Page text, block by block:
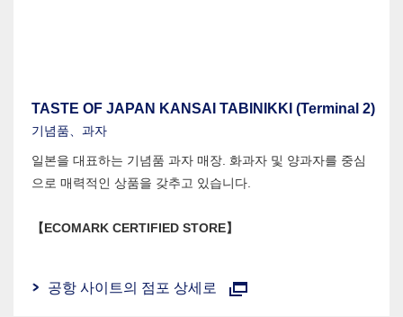
TASTE OF JAPAN KANSAI TABINIKKI (Terminal 2)
기념품、과자
일본을 대표하는 기념품 과자 매장. 화과자 및 양과자를 중심
으로 매력적인 상품을 갖추고 있습니다.
【ECOMARK CERTIFIED STORE】
공항 사이트의 점포 상세로